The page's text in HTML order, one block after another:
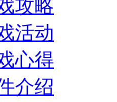
攻略
活动
心得
介绍